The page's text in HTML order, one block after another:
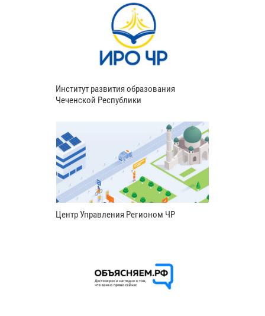
Институт развития образования
Чеченской Республики
Центр Управления Регионом ЧР